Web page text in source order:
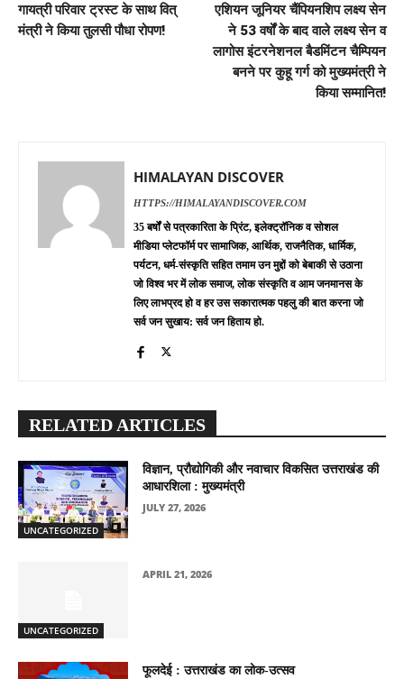
गायत्री परिवार ट्रस्ट के साथ वित्
मंत्री ने किया तुलसी पौधा रोपण!
एशियन जूनियर चैंपियनशिप लक्ष्य सेन
ने 53 वर्षों के बाद वाले लक्ष्य सेन व
लागोस इंटरनेशनल बैडमिंटन चैम्पियन
बनने पर कुहू गर्ग को मुख्यमंत्री ने
किया सम्मानित!
HIMALAYAN DISCOVER
HTTPS://HIMALAYANDISCOVER.COM
35 बर्षों से पत्रकारिता के प्रिंट, इलेक्ट्रॉनिक व सोशल
मीडिया प्लेटफॉर्म पर सामाजिक, आर्थिक, राजनैतिक, धार्मिक,
पर्यटन, धर्म-संस्कृति सहित तमाम उन मुद्दों को बेबाकी से उठाना
जो विश्व भर में लोक समाज, लोक संस्कृति व आम जनमानस के
लिए लाभप्रद हो व हर उस सकारात्मक पहलु की बात करना जो
सर्व जन सुखाय: सर्व जन हिताय हो.
RELATED ARTICLES
UNCATEGORIZED
विज्ञान, प्रौद्योगिकी और नवाचार विकसित उत्तराखंड की
आधारशिला : मुख्यमंत्री
JULY 27, 2026
UNCATEGORIZED
APRIL 21, 2026
फूलदेई : उत्तराखंड का लोक-उत्सव